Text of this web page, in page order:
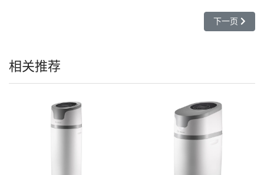
下一篇文章:
下一页
相关推荐